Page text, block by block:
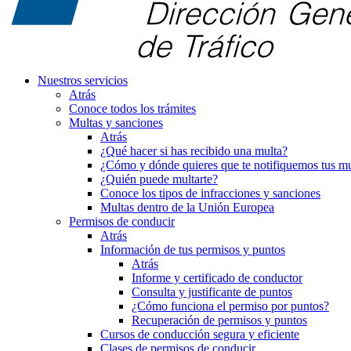
Nuestros servicios
Atrás
Conoce todos los trámites
Multas y sanciones
Atrás
¿Qué hacer si has recibido una multa?
¿Cómo y dónde quieres que te notifiquemos tus
¿Quién puede multarte?
Conoce los tipos de infracciones y sanciones
Multas dentro de la Unión Europea
Permisos de conducir
Atrás
Información de tus permisos y puntos
Atrás
Informe y certificado de conductor
Consulta y justificante de puntos
¿Cómo funciona el permiso por puntos?
Recuperación de permisos y puntos
Cursos de conducción segura y eficiente